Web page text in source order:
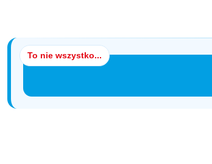
To nie wszystko...